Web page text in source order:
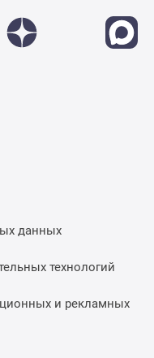
данных
технологий
и рекламных